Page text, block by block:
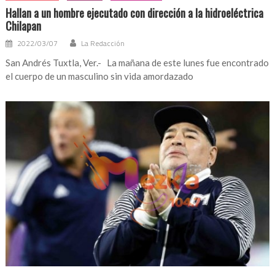
Hallan a un hombre ejecutado con dirección a la hidroeléctrica
Chilapan
2022/03/07 La Redacción
San Andrés Tuxtla, Ver.- La mañana de este lunes fue encontrado
el cuerpo de un masculino sin vida amordazado